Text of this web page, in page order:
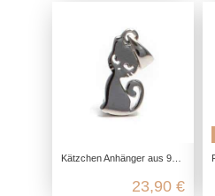
Kätzchen Anhänger aus 925 Sterling Silber
23,90 €